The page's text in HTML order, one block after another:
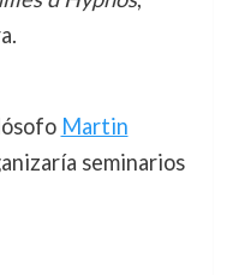
Martin
seminarios